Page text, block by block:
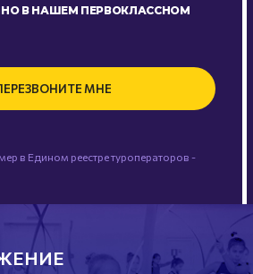
В НАШЕМ ПЕРВОКЛАССНОМ
МНЕ
в Едином реестре туроператоров -